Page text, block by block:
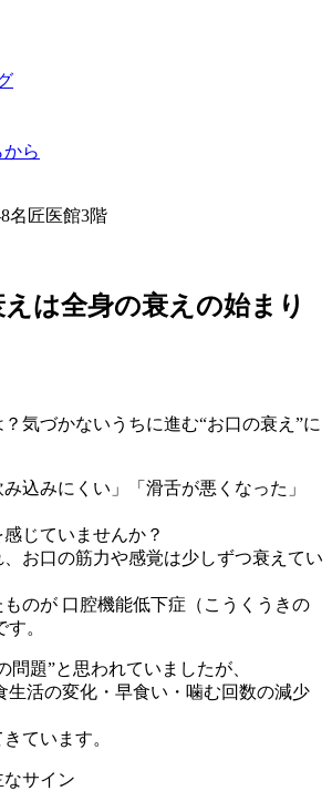
ら
名匠医館3階
えは全身の衰えの始まり
気づかないうちに進む“お口の衰え”に
み込みにくい」「滑舌が悪くなった」
じていませんか？
お口の筋力や感覚は少しずつ衰えてい
のが 口腔機能低下症（こうくうきの
。
問題”と思われていましたが、
生活の変化・早食い・噛む回数の減少
ています。
サイン